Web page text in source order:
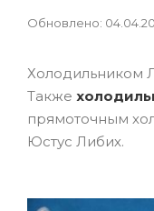
Обновлено:
Холодильником
Также
прямоточным
Юстус Либих.